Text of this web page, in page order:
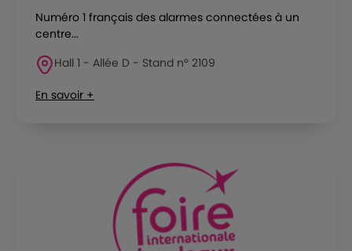
Numéro 1 français des alarmes connectées à un
centre...
Hall 1 - Allée D - Stand n° 2109
En savoir +